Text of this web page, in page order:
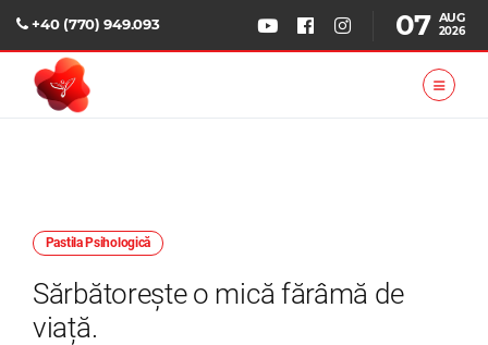
+40 (770) 949.093 07 AUG
2026
Pastila Psihologică
Sărbătorește o mică fărâmă de
viață.